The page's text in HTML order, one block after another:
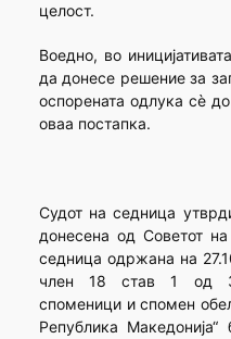
целост.
Воедно, во
да донесе решение за
оспорената одлука сè
оваа постапка.
Судот на седница
донесена од Советот
седница одржана на
член 18 став 1 од
споменици и спомен
Република